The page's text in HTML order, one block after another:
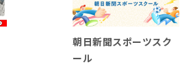
朝日新聞スポーツスク
ール